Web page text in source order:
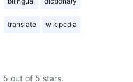
translate wikipedia
5 out of 5 stars.